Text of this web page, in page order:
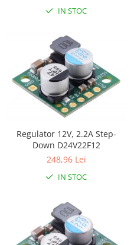
IN STOC
Regulator 12V, 2.2A Step-
Down D24V22F12
248,96 Lei
IN STOC